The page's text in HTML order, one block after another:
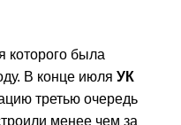
которого была
В конце июля УК
третью очередь
менее чем за